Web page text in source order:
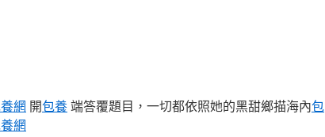
網 開包養端答覆題目，一切都依照她的黑甜鄉描海內包
網